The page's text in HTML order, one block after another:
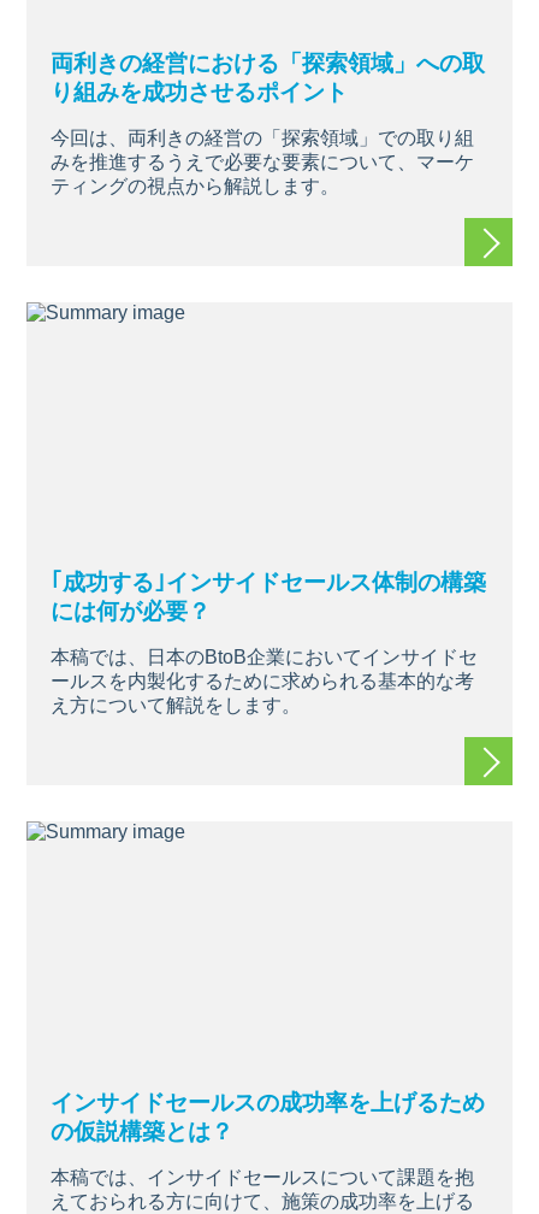
両利きの経営における「探索領域」への取
り組みを成功させるポイント
今回は、両利きの経営の「探索領域」での取り組
みを推進するうえで必要な要素について、マーケ
ティングの視点から解説します。
続きを
｢成功する｣インサイドセールス体制の構築
には何が必要？
本稿では、日本のBtoB企業においてインサイドセ
ールスを内製化するために求められる基本的な考
え方について解説をします。
続きを
インサイドセールスの成功率を上げるため
の仮説構築とは？
本稿では、インサイドセールスについて課題を抱
えておられる方に向けて、施策の成功率を上げる